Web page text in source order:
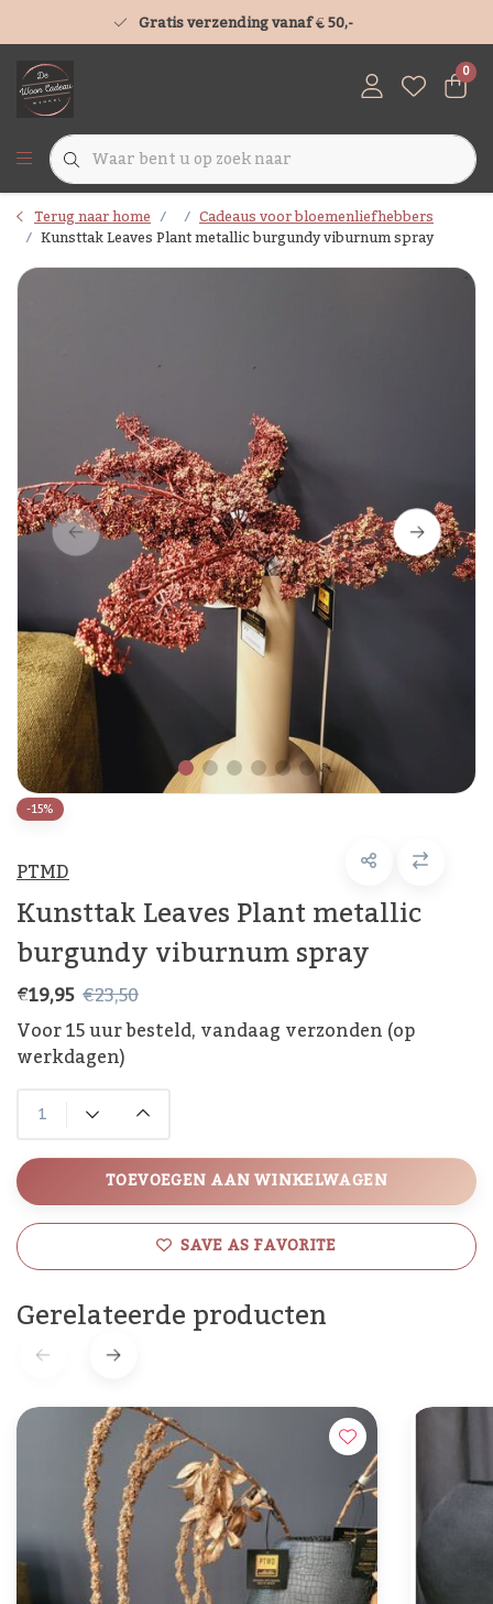
Gratis verzending vanaf € 50,-
0
Terug naar home Cadeaus voor bloemenliefhebbers
Kunsttak Leaves Plant metallic burgundy viburnum spray
-15%
PTMD
Kunsttak Leaves Plant metallic
burgundy viburnum spray
€19,95 €23,50
Voor 15 uur besteld, vandaag verzonden (op
werkdagen)
TOEVOEGEN AAN WINKELWAGEN
SAVE AS FAVORITE
Gerelateerde producten